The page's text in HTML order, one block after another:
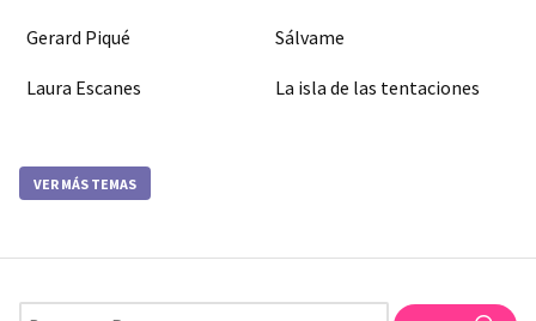
Gerard Piqué Sálvame
Laura Escanes La isla de las tentaciones
VER MÁS TEMAS